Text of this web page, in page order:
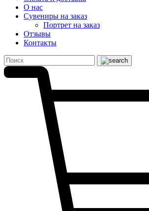
О нас
Сувениры на заказ
Портрет на заказ
Отзывы
Контакты